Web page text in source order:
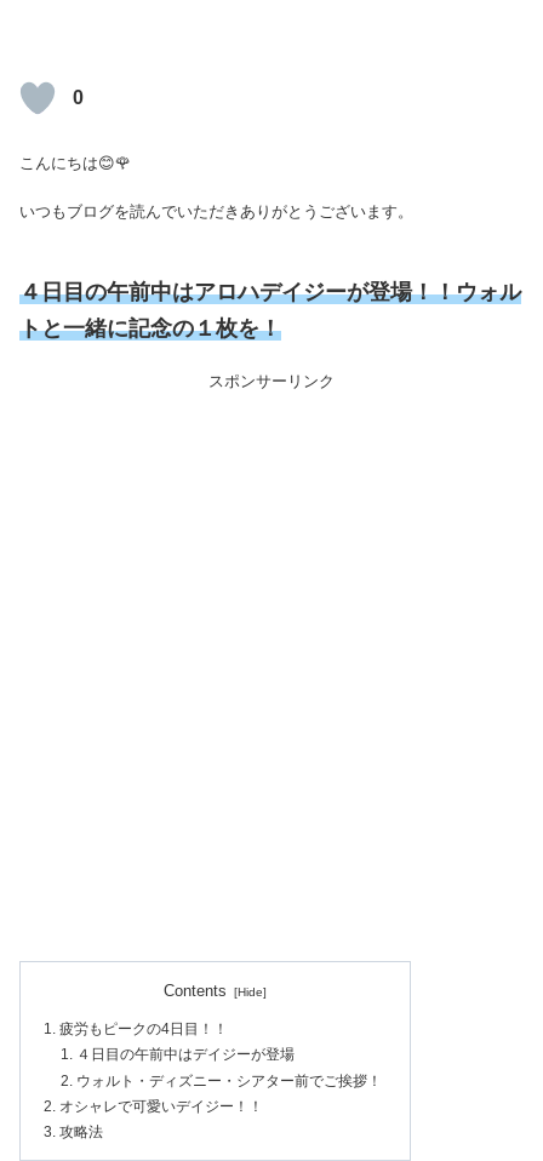
0
こんにちは😊🌹
いつもブログを読んでいただきありがとうございます。
４日目の午前中はアロハデイジーが登場！！ウォル
トと一緒に記念の１枚を！
スポンサーリンク
Contents
疲労もピークの4日目！！
４日目の午前中はデイジーが登場
ウォルト・ディズニー・シアター前でご挨拶！
オシャレで可愛いデイジー！！
攻略法